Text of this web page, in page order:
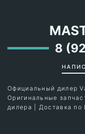
8
Официальный дилер
Оригинальные
дилера | Доставка по